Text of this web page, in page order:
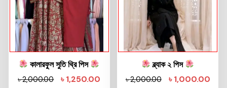
কালারফুল সুতি থ্রি পিস
৳2,000.00 ৳1,250.00
ব্ল্যাক ২ পিস
৳2,000.00 ৳1,000.00